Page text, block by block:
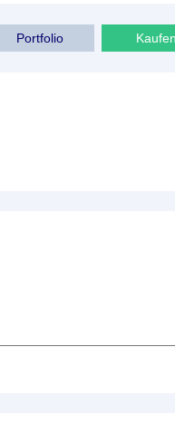
Portfolio Kaufen